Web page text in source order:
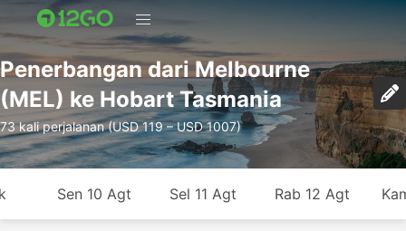
Penerbangan dari Melbourne
(MEL) ke Hobart Tasmania
73 kali perjalanan (USD 119 – USD 1007)
Sen 10 Agt Sel 11 Agt Rab 12 Agt